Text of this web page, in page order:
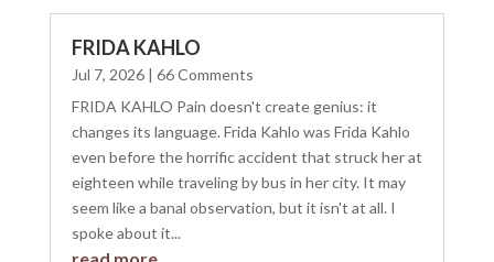
FRIDA KAHLO
Jul 7, 2026| 66 Comments
FRIDA KAHLO Pain doesn't create genius: it
changes its language. Frida Kahlo was Frida Kahlo
even before the horrific accident that struck her at
eighteen while traveling by bus in her city. It may
seem like a banal observation, but it isn't at all. I
spoke about it...